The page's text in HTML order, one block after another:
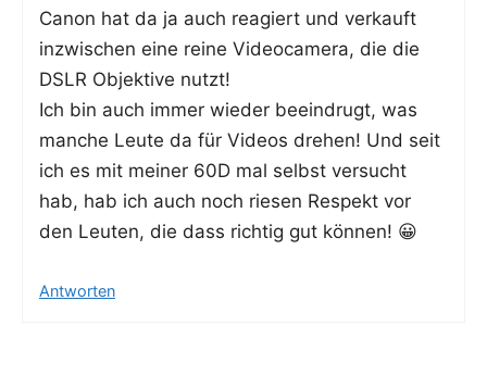
Canon hat da ja auch reagiert und ver­kauft
inzwi­schen eine rei­ne Video­ca­me­ra, die die
DSLR Objek­ti­ve nutzt!
Ich bin auch immer wie­der beein­drugt, was
man­che Leu­te da für Vide­os dre­hen! Und seit
ich es mit mei­ner 60D mal selbst ver­sucht
hab, hab ich auch noch rie­sen Respekt vor
den Leu­ten, die dass rich­tig gut können! 😀
Antworten